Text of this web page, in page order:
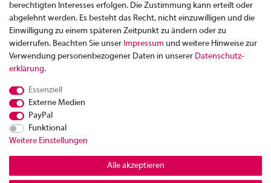
Zahlung
Rücksendung
Datenschutzerklärung
AGB
Widerrufsrecht
berechtigten Interesses erfolgen. Die Zustimmung kann erteilt oder
abgelehnt werden. Es besteht das Recht, nicht einzuwilligen und die
Einwilligung zu einem späteren Zeitpunkt zu ändern oder zu
widerrufen. Beachten Sie unser Impressum und weitere Hinweise zur
Verwendung personenbezogener Daten in unserer Daten­schutz­
erklärung.
Essenziell
Externe Medien
PayPal
Funktional
Weitere Einstellungen
Alle akzeptieren